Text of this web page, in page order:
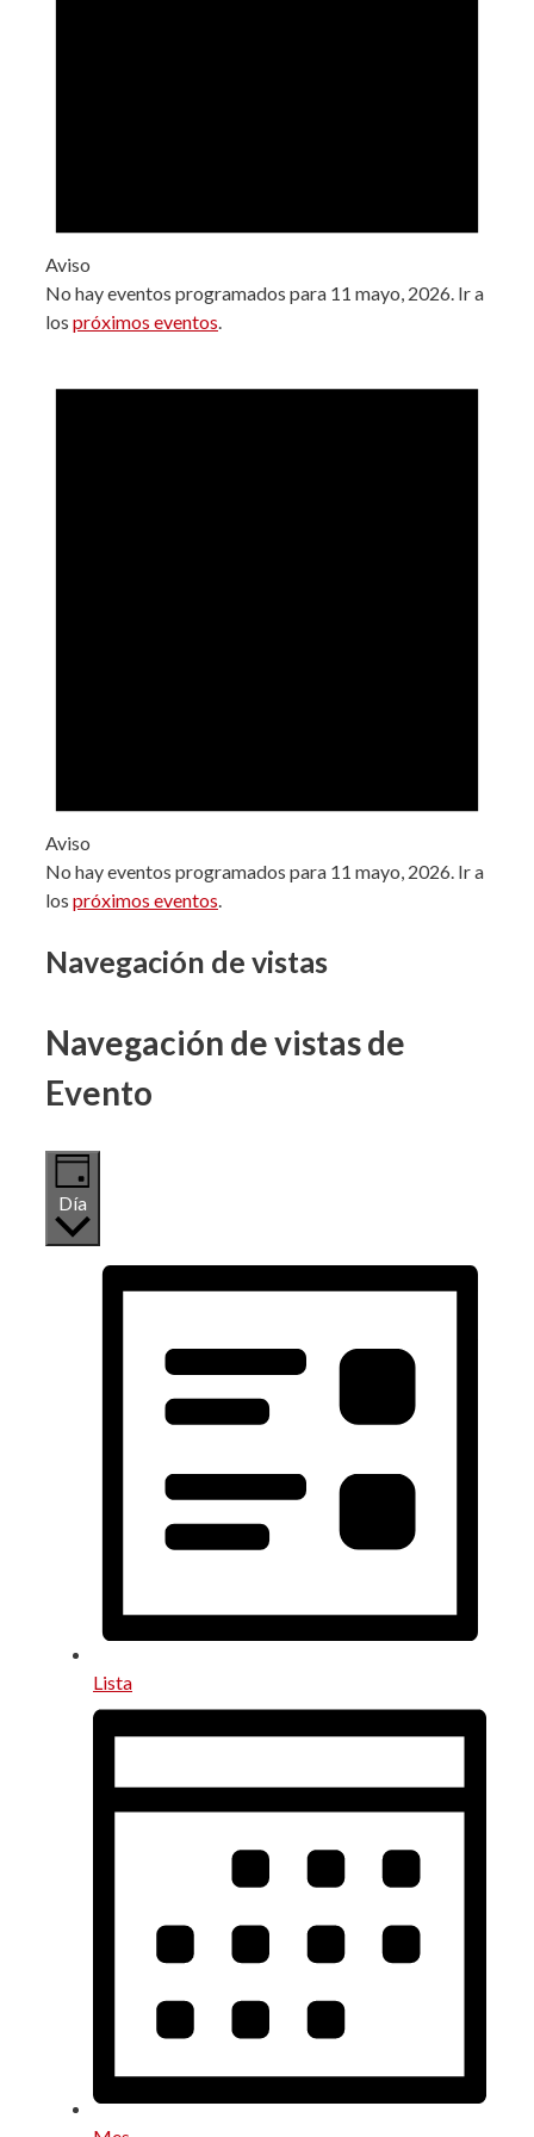
Aviso
No hay eventos programados para 11 mayo, 2026. Ir a
los próximos eventos
Aviso
No hay eventos programados para 11 mayo, 2026. Ir a
los próximos eventos.
Navegación de vistas
Navegación de vistas de
Evento
Día
Lista